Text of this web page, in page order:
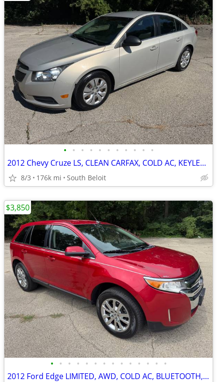
• • • • • • • • • • •
2012 Chevy Cruze LS, CLEAN CARFAX, COLD AC, KEYLESS ENTRY, GAS SAVER
8/3 176k mi South Beloit
• • • • • • • • • • • • • •
2012 Ford Edge LIMITED, AWD, COLD AC, BLUETOOTH, BACKUP CAMERA, CLEAN
$3,850